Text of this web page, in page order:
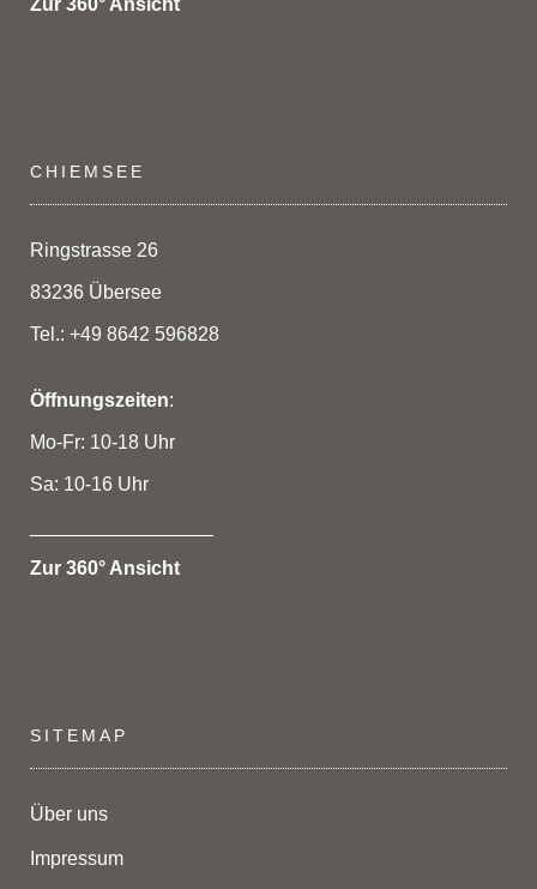
CHIEMSEE
Ringstrasse 26
83236 Übersee
Tel.: +49 8642 596828
Öffnungszeiten:
Mo-Fr: 10-18 Uhr
Sa: 10-16 Uhr
Zur 360° Ansicht
SITEMAP
Über uns
Impressum